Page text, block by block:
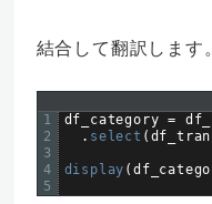
結合して翻訳します。
1
2
3
4
5
df_category =
. select (
display (